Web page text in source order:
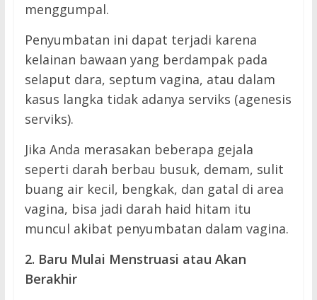
menggumpal.
Penyumbatan ini dapat terjadi karena
kelainan bawaan yang berdampak pada
selaput dara, septum vagina, atau dalam
kasus langka tidak adanya serviks (agenesis
serviks).
Jika Anda merasakan beberapa gejala
seperti darah berbau busuk, demam, sulit
buang air kecil, bengkak, dan gatal di area
vagina, bisa jadi darah haid hitam itu
muncul akibat penyumbatan dalam vagina.
2. Baru Mulai Menstruasi atau Akan
Berakhir